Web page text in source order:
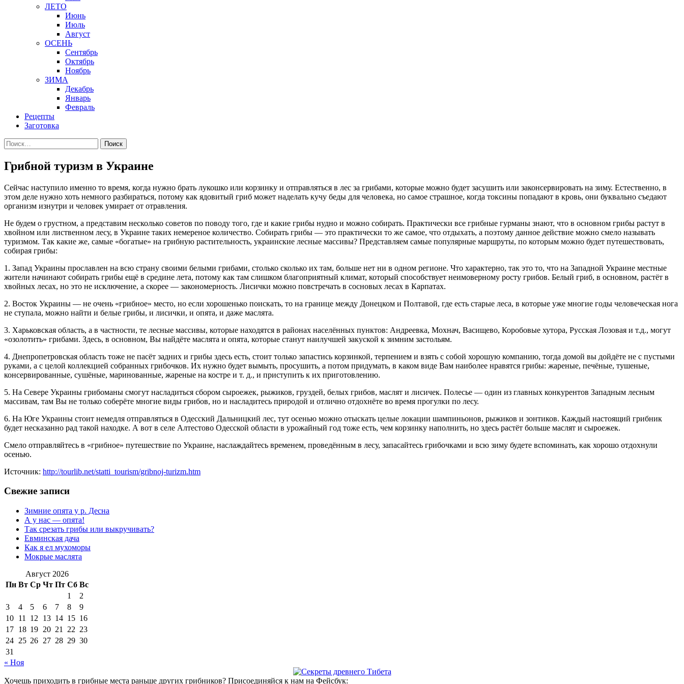
ЛЕТО
Июнь
Июль
Август
ОСЕНЬ
Сентябрь
Октябрь
Ноябрь
ЗИМА
Декабрь
Январь
Февраль
Рецепты
Заготовка
Найти:
Грибной туризм в Украине
Сейчас наступило именно то время, когда нужно брать лукошко или корзинку и отправляться в лес за грибами, которые можно будет засушить или законсервировать на зиму. Естественно, в
этом деле нужно хоть немного разбираться, потому как ядовитый гриб может наделать кучу беды для человека, но самое страшное, когда токсины попадают в кровь, они буквально съедают
организм изнутри и человек умирает от отравления.
Не будем о грустном, а представим несколько советов по поводу того, где и какие грибы нудно и можно собирать. Практически все грибные гурманы знают, что в основном грибы растут в
хвойном или лиственном лесу, в Украине таких немереное количество. Собирать грибы — это практически то же самое, что отдыхать, а поэтому данное действие можно смело называть
туризмом. Так какие же, самые «богатые» на грибную растительность, украинские лесные массивы? Представляем самые популярные маршруты, по которым можно будет путешествовать,
собирая грибы:
1. Запад Украины прославлен на всю страну своими белыми грибами, столько сколько их там, больше нет ни в одном регионе. Что характерно, так это то, что на Западной Украине местные
жители начинают собирать грибы ещё в средине лета, потому как там слишком благоприятный климат, который способствует неимоверному росту грибов. Белый гриб, в основном, растёт в
хвойных лесах, но это не исключение, а скорее — закономерность. Лисички можно повстречать в сосновых лесах в Карпатах.
2. Восток Украины — не очень «грибное» место, но если хорошенько поискать, то на границе между Донецком и Полтавой, где есть старые леса, в которые уже многие годы человеческая нога
не ступала, можно найти и белые грибы, и лисички, и опята, и даже маслята.
3. Харьковская область, а в частности, те лесные массивы, которые находятся в районах населённых пунктов: Андреевка, Мохнач, Васищево, Коробовые хутора, Русская Лозовая и т.д., могут
«озолотить» грибами. Здесь, в основном, Вы найдёте маслята и опята, которые станут наилучшей закуской к зимним застольям.
4. Днепропетровская область тоже не пасёт задних и грибы здесь есть, стоит только запастись корзинкой, терпением и взять с собой хорошую компанию, тогда домой вы дойдёте не с пустыми
руками, а с целой коллекцией собранных грибочков. Их нужно будет вымыть, просушить, а потом придумать, в каком виде Вам наиболее нравятся грибы: жареные, печёные, тушеные,
консервированные, сушёные, маринованные, жареные на костре и т. д., и приступить к их приготовлению.
5. На Севере Украины грибоманы смогут насладиться сбором сыроежек, рыжиков, груздей, белых грибов, маслят и лисичек. Полесье — один из главных конкурентов Западным лесным
массивам, там Вы не только соберёте многие виды грибов, но и насладитесь природой и отлично отдохнёте во время прогулки по лесу.
6. На Юге Украины стоит немедля отправляться в Одесский Дальницкий лес, тут осенью можно отыскать целые локации шампиньонов, рыжиков и зонтиков. Каждый настоящий грибник
будет несказанно рад такой находке. А вот в селе Алтестово Одесской области в урожайный год тоже есть, чем корзинку наполнить, но здесь растёт больше маслят и сыроежек.
Смело отправляйтесь в «грибное» путешествие по Украине, наслаждайтесь временем, проведённым в лесу, запасайтесь грибочками и всю зиму будете вспоминать, как хорошо отдохнули
осенью.
Источник: http://tourlib.net/statti_tourism/gribnoj-turizm.htm
Свежие записи
Зимние опята у р. Десна
А у нас — опята!
Так срезать грибы или выкручивать?
Евминская дача
Как я ел мухоморы
Мокрые маслята
Август 2026
Пн Вт Ср Чт Пт Сб Вс
1
2
3
4 5 6 7 8
9
10 11 12 13 14 15 16
17 18 19 20 21 22 23
24 25 26 27 28 29 30
31
« Ноя
Хочешь приходить в грибные места раньше других грибников? Присоединяйся к нам на Фейсбук: